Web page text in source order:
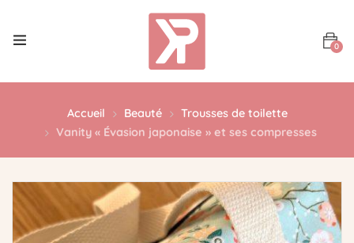
0
Accueil Beauté
Trousses de toilette
Vanity « Évasion japonaise » et ses compresses